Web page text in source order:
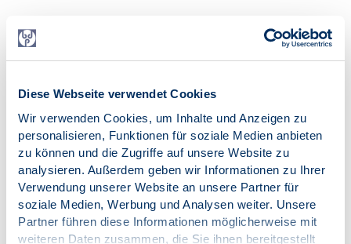
Diese Webseite verwendet Cookies
Wir verwenden Cookies, um Inhalte und Anzeigen zu
personalisieren, Funktionen für soziale Medien anbieten
zu können und die Zugriffe auf unsere Website zu
analysieren. Außerdem geben wir Informationen zu Ihrer
Verwendung unserer Website an unsere Partner für
soziale Medien, Werbung und Analysen weiter. Unsere
Partner führen diese Informationen möglicherweise mit
weiteren Daten zusammen, die Sie ihnen bereitgestellt
Sicht des BDP zukünftig aufgebaut sein?
universitärem Niveau bildet die Basis. Die Bachelorphase
(6 Semester) dient damit weiterhin zur Orientierung und
ermöglicht eine Einmündung in die unterschiedlichen
Arbeitsbereiche. Die anschließende Spezialisierung im
Masterstudium in Klinischer Psychologie und
Psychotherapie (4 Semester) auf universitärem Niveau
ermöglicht eine Ausrichtung auf das Arbeitsfeld
Psychotherapie. Durch den wissenschaftlichen Abschluss
ist ein Übergang in den Beruf im klinisch-psychologischen